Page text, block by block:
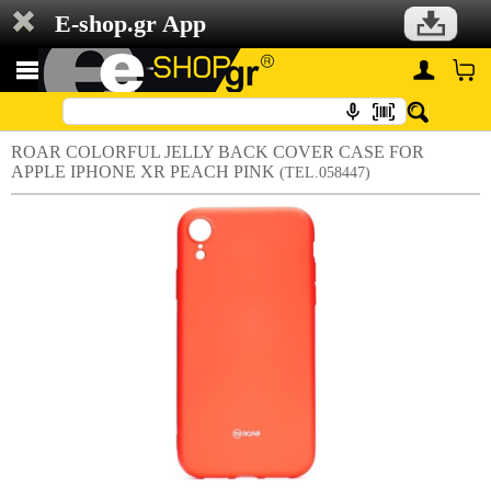
E-shop.gr App
ROAR COLORFUL JELLY BACK COVER CASE FOR
APPLE IPHONE XR PEACH PINK (TEL.058447)